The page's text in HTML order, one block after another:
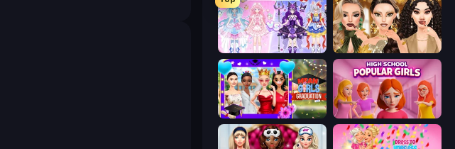
Idol Livestream: Fashion Game Autumn Glam Gala
Mean Girls Graduation Day